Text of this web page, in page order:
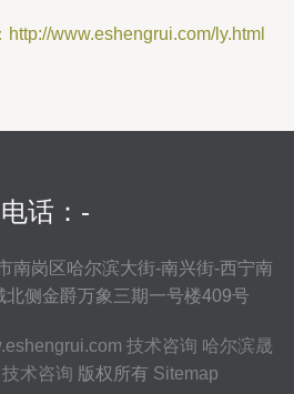
www.eshengrui.com/ly.html
电话：-
南岗区哈尔滨大街-南兴街-西宁南
北侧金爵万象三期一号楼409号
技术咨询 哈尔滨晟
技术咨询 版权所有 Sitemap